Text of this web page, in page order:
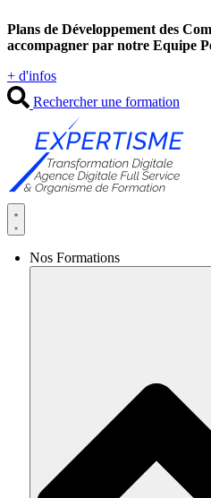
au
contenu
Plans de Développement des
accompagner par notre Equipe
+ d'infos
Rechercher une formation
Nos Formations